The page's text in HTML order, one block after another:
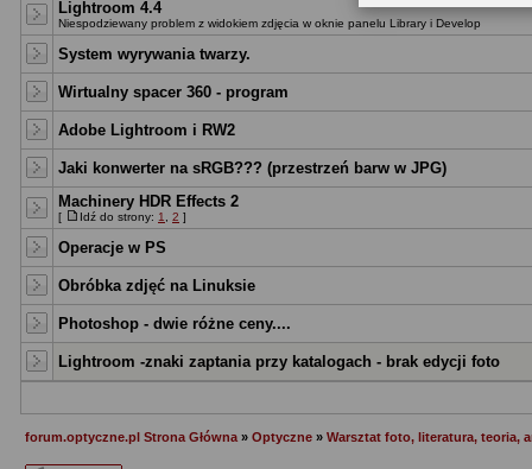
Lightroom 4.4
Niespodziewany problem z widokiem zdjęcia w oknie panelu Library i Develop
System wyrywania twarzy.
Wirtualny spacer 360 - program
Adobe Lightroom i RW2
Jaki konwerter na sRGB??? (przestrzeń barw w JPG)
Machinery HDR Effects 2
[ Idź do strony: 1 2 ]
Operacje w PS
Obróbka zdjęć na Linuksie
Photoshop - dwie różne ceny....
Lightroom -znaki zaptania przy katalogach - brak edycji foto
forum.optyczne.pl Strona Główna » Optyczne » Warsztat foto, literatura, teoria,